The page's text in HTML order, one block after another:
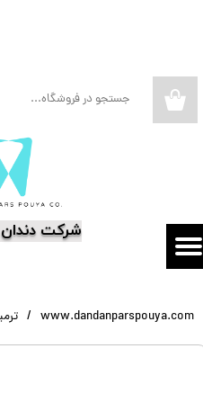
​شرکت
تغییر گذر واژه
سفارشات
www.dandanparspouya.com